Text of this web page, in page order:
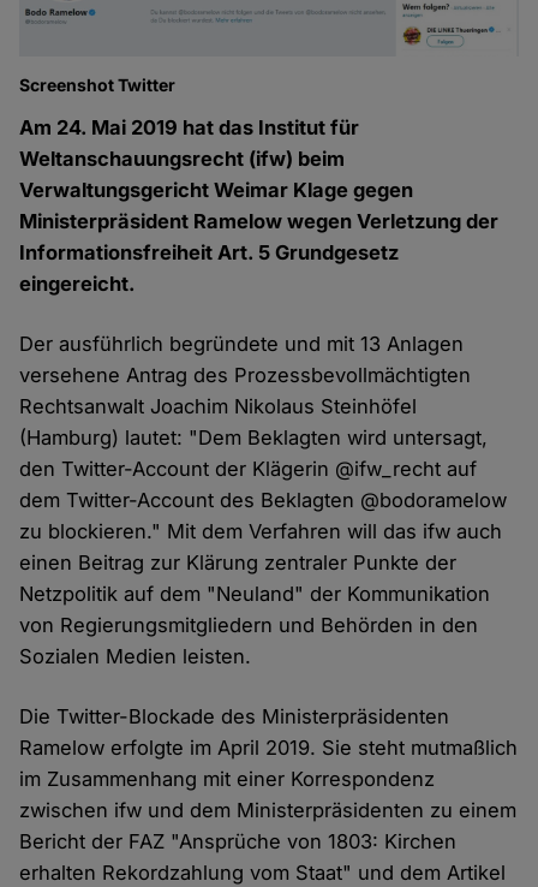
Screenshot Twitter
Am 24. Mai 2019 hat das Institut für
Weltanschauungsrecht (ifw) beim
Verwaltungsgericht Weimar Klage gegen
Ministerpräsident Ramelow wegen Verletzung der
Informationsfreiheit Art. 5 Grundgesetz
eingereicht.
Der ausführlich begründete und mit 13 Anlagen
versehene Antrag des Prozessbevollmächtigten
Rechtsanwalt Joachim Nikolaus Steinhöfel
(Hamburg) lautet: "Dem Beklagten wird untersagt,
den Twitter-Account der Klägerin @ifw_recht auf
dem Twitter-Account des Beklagten @bodoramelow
zu blockieren." Mit dem Verfahren will das ifw auch
einen Beitrag zur Klärung zentraler Punkte der
Netzpolitik auf dem "Neuland" der Kommunikation
von Regierungsmitgliedern und Behörden in den
Sozialen Medien leisten.
Die Twitter-Blockade des Ministerpräsidenten
Ramelow erfolgte im April 2019. Sie steht mutmaßlich
im Zusammenhang mit einer Korrespondenz
zwischen ifw und dem Ministerpräsidenten zu einem
Bericht der FAZ "Ansprüche von 1803: Kirchen
erhalten Rekordzahlung vom Staat" und dem Artikel